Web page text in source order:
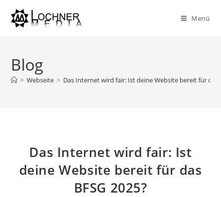
Menü
Blog
> Webseite > Das Internet wird fair: Ist deine Website bereit für das
Das Internet wird fair: Ist
deine Website bereit für das
BFSG 2025?